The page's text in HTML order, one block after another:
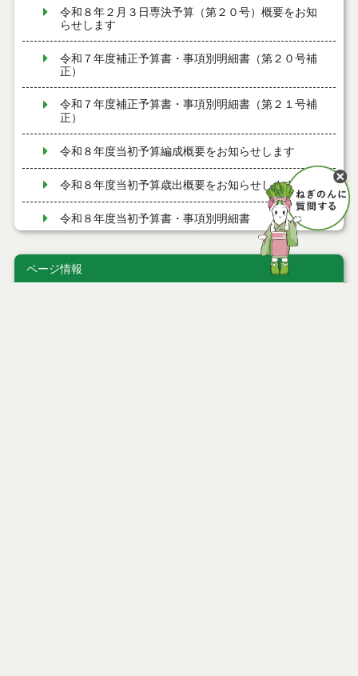
令和８年２月３日専決予算（第２０号）概要をお知
らせします
令和７年度補正予算書・事項別明細書（第２０号補
正）
令和７年度補正予算書・事項別明細書（第２１号補
正）
令和８年度当初予算編成概要をお知らせします
令和８年度当初予算歳出概要をお知らせします
令和８年度当初予算書・事項別明細書
令和７年度補正予算書・事項別明細書（第１７号補
正）
ページ情報